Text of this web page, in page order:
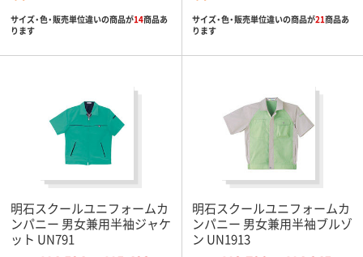
サイズ・色・販売単位違いの商品が14商品あ
ります
サイズ・色・販売単位違いの商品が21商品あ
ります
明石スクールユニフォームカ
ンパニー 男女兼用半袖ジャケ
ット UN791
明石スクールユニフォームカ
ンパニー 男女兼用半袖ブルゾ
ン UN1913